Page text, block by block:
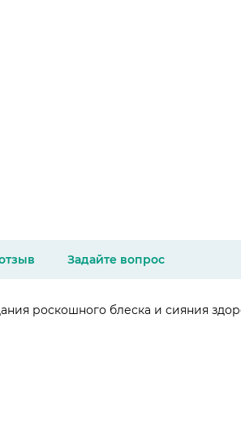
Задайте вопрос
роскошного блеска и сияния